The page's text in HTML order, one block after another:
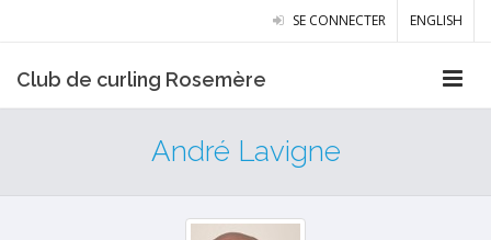
SE CONNECTER ENGLISH
Club de curling Rosemère
André Lavigne